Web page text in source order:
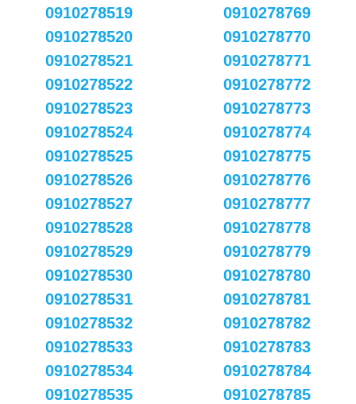
0910278519
0910278520
0910278521
0910278522
0910278523
0910278524
0910278525
0910278526
0910278527
0910278528
0910278529
0910278530
0910278531
0910278532
0910278533
0910278534
0910278535
0910278769
0910278770
0910278771
0910278772
0910278773
0910278774
0910278775
0910278776
0910278777
0910278778
0910278779
0910278780
0910278781
0910278782
0910278783
0910278784
0910278785